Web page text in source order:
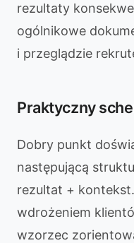
rezultaty
ogólnikowe
i przeglądzie
Praktyczny
Dobry punkt
następującą
rezultat +
wdrożeniem
wzorzec